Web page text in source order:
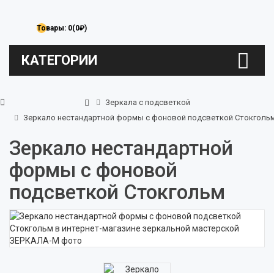
Товары: 0(0₽)
КАТЕГОРИИ
Зеркала с подсветкой
Зеркало нестандартной формы с фоновой подсветкой
Зеркало нестандартной
формы с фоновой
подсветкой Стокгольм